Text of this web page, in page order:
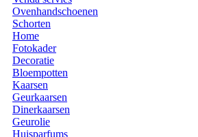
Ovenhandschoenen
Schorten
Home
Fotokader
Decoratie
Bloempotten
Kaarsen
Geurkaarsen
Dinerkaarsen
Geurolie
Huisparfums